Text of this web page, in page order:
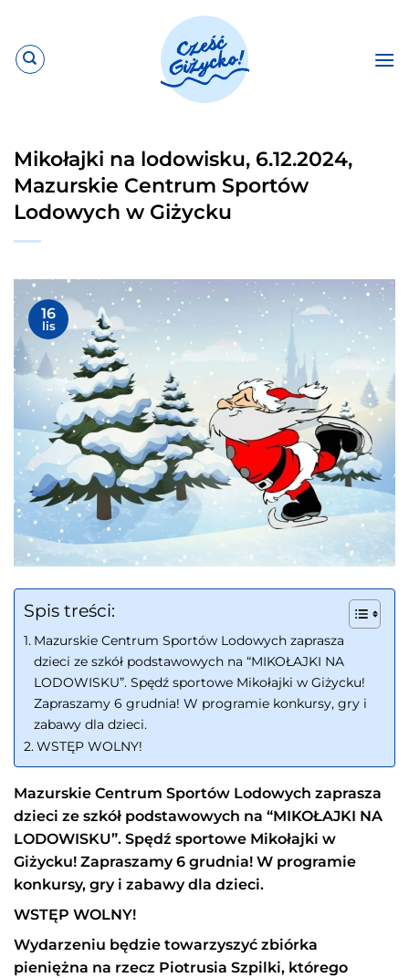
zawartości
Mikołajki na lodowisku, 6.12.2024,
Mazurskie Centrum Sportów
Lodowych w Giżycku
16
lis
Spis treści:
Mazurskie Centrum Sportów Lodowych zaprasza
dzieci ze szkół podstawowych na “MIKOŁAJKI NA
LODOWISKU”. Spędź sportowe Mikołajki w Giżycku!
Zapraszamy 6 grudnia! W programie konkursy, gry i
zabawy dla dzieci.
WSTĘP WOLNY!
Mazurskie Centrum Sportów Lodowych zaprasza
dzieci ze szkół podstawowych na “MIKOŁAJKI NA
LODOWISKU”. Spędź sportowe Mikołajki w
Giżycku! Zapraszamy 6 grudnia! W programie
konkursy, gry i zabawy dla dzieci.
WSTĘP WOLNY!
Wydarzeniu będzie towarzyszyć zbiórka
pieniężna na rzecz Piotrusia Szpilki, którego